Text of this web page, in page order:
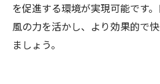
を促進する環境が実現可能です
風の力を活かし、より効果的で
ましょう。